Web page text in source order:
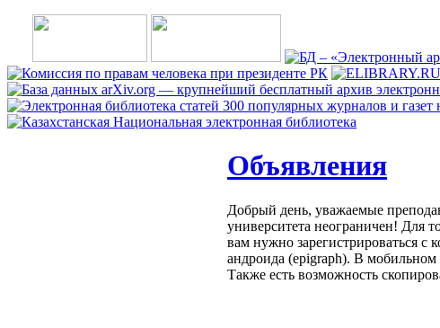
Объявления
Добрый день, уважаемые
университета неограничен! Для
вам нужно зарегистрироваться с
андроида (epigraph). В
Также есть возможность